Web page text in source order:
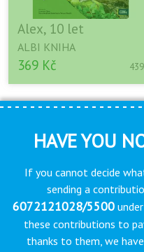
Alex, 10 let
ALBI KNIHA
369 Kč 439
HAVE YOU
If you cannot decide
sending a
6072121028/5500
these contributions to
thanks to them, we